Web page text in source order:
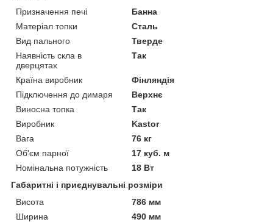
Призначення печі
Банна
Матеріал топки
Сталь
Вид пального
Тверде
Наявність скла в
дверцятах
Так
Країна виробник
Фінляндія
Підключення до димаря
Верхнє
Виносна топка
Так
Виробник
Kastor
Вага
76 кг
Об'єм парної
17 куб. м
Номінальна потужність
18 Вт
Габаритні і приєднувальні розміри
Висота
786 мм
Ширина
490 мм